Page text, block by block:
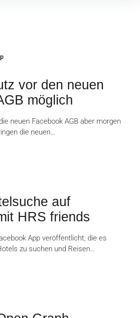
vor den neuen
möglich
neuen Facebook AGB aber morgen
die neuen…
auf
HRS friends
App veröffentlicht, die es
zu suchen und Reisen…